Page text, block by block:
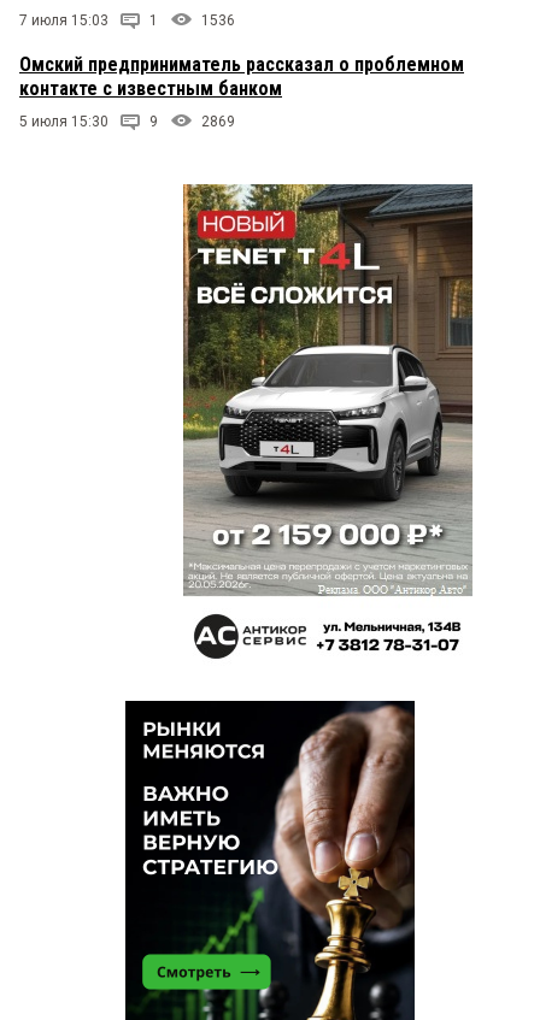
7 июля 15:03 1 1536
Омский предприниматель рассказал о проблемном
контакте с известным банком
5 июля 15:30 9 2869